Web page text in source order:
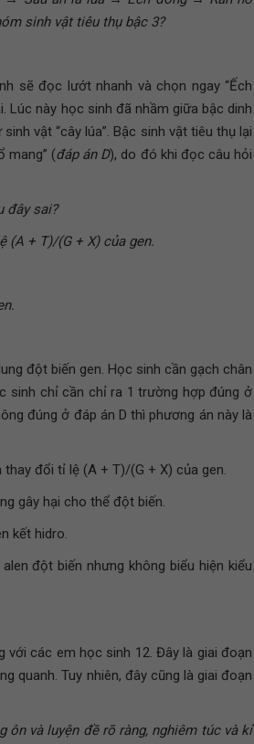
sinh vật tiêu thụ bậc 3?
sẽ đọc lướt nhanh và chọn ngay “Ếch
này học sinh đã nhầm giữa bậc dinh
vật “cây lúa”. Bậc sinh vật tiêu thụ lại
mang” (đáp án D), do đó khi đọc câu hỏi
đây sai?
+ T)/(G + X) của gen.
đột biến gen. Học sinh cần gạch chân
sinh chỉ cần chỉ ra 1 trường hợp đúng ở
đúng ở đáp án D thì phương án này là
đổi tỉ lệ (A + T)/(G + X) của gen.
gây hại cho thể đột biến.
kết hidro.
đột biến nhưng không biểu hiện kiểu
với các em học sinh 12. Đây là giai đoạn
quanh. Tuy nhiên, đây cũng là giai đoạn
và luyện đề rõ ràng, nghiêm túc và kỉ